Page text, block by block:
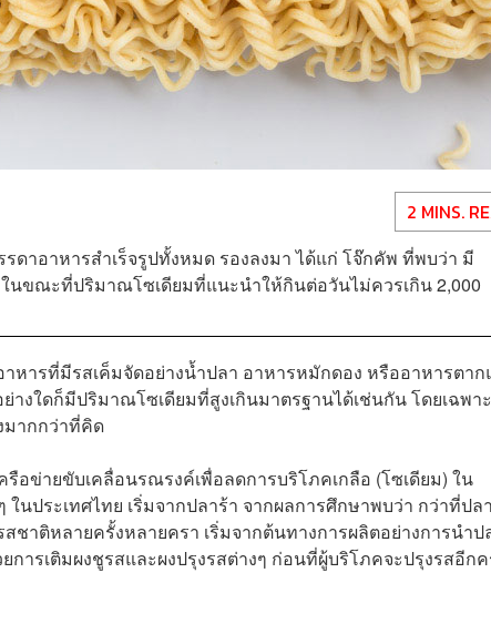
2 MINS.
ดาอาหารสำเร็จรูปทั้งหมด รองลงมา ได้แก่ โจ๊กคัพ ที่พบว่า มี
นขณะที่ปริมาณโซเดียมที่แนะนำให้กินต่อวันไม่ควรเกิน 2,000
หารที่มีรสเค็มจัดอย่างน้ำปลา อาหารหมักดอง หรืออาหารตาก
งใดก็มีปริมาณโซเดียมที่สูงเกินมาตรฐานได้เช่นกัน โดยเฉพาะ
มากกว่าที่คิด
อข่ายขับเคลื่อนรณรงค์เพื่อลดการบริโภคเกลือ (โซเดียม) ใน
นประเทศไทย เริ่มจากปลาร้า จากผลการศึกษาพบว่า กว่าที่ปล
ชาติหลายครั้งหลายครา เริ่มจากต้นทางการผลิตอย่างการนำป
ารเติมผงชูรสและผงปรุงรสต่างๆ ก่อนที่ผู้บริโภคจะปรุงรสอีก